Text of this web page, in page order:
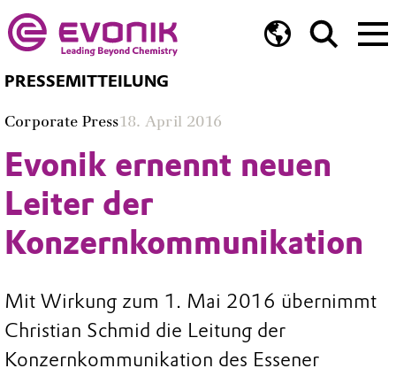
PRESSEMITTEILUNG
Corporate Press18. April 2016
Evonik ernennt neuen
Leiter der
Konzernkommunikation
Mit Wirkung zum 1. Mai 2016 übernimmt
Christian Schmid die Leitung der
Konzernkommunikation des Essener